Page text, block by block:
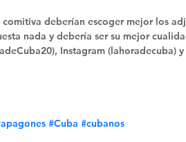
comitiva deberían escoger mejor los
nada y debería ser su mejor
Instagram (lahoradecuba)
#Cuba #cubanos